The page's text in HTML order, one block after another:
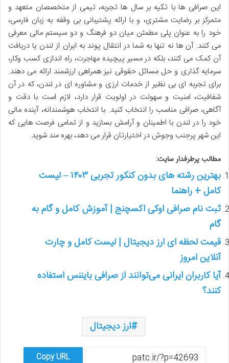
این صرافی ها با تکیه بر سال ها تجربه، تیمی از متخصصان متعهد و
متمرکز بر رضایت مشتری، و با ارائه پشتیبانی بی وقفه به زبان فارسی،
خود را به عنوان پلی مطمئن میان دو فرهنگ و دو سیستم مالی معرفی
می کنند. آن ها نه تنها به شما در انتقال پوند به ایران از لندن یا دریافت
آن کمک می کنند، بلکه در مسیر پیچیده مهاجرت، راه اندازی کسب وکار،
سرمایه گذاری و حل مسائل حقوقی نیز همراهی ارزشمند ارائه می دهند.
برای تجربه ای بی نظیر از خدمات ارزی و مشاوره ای در لندن، که در آن
شفافیت، امنیت و سهولت در اولویت قرار دارد، لازم است با دقت و
آگاهی، صرافی مناسب را انتخاب کنید. با انتخاب هوشمندانه، آینده مالی
خود را در لندن با اطمینان و آرامش بسازید و از تمامی فرصت هایی که
این شهر پرجنب وجوش در اختیارتان قرار می دهد، بهره مند شوید.
مطالب پرطرفدار سایت:
بهترین رشته های بدون کنکور تجربی ۱۴۰۳ – لیست
کامل + راهنما
ثبت نام صرافی اوکی اکسچنج | آموزش کامل و گام به
گام
قیمت لحظه ای ارز دیجیتال | لیست کامل و چارت
آنلاین امروز
آیا کاربران ایرانی می‌توانند از صرافی بایننس استفاده
کنند؟
ارز دیجیتال
Copy URL